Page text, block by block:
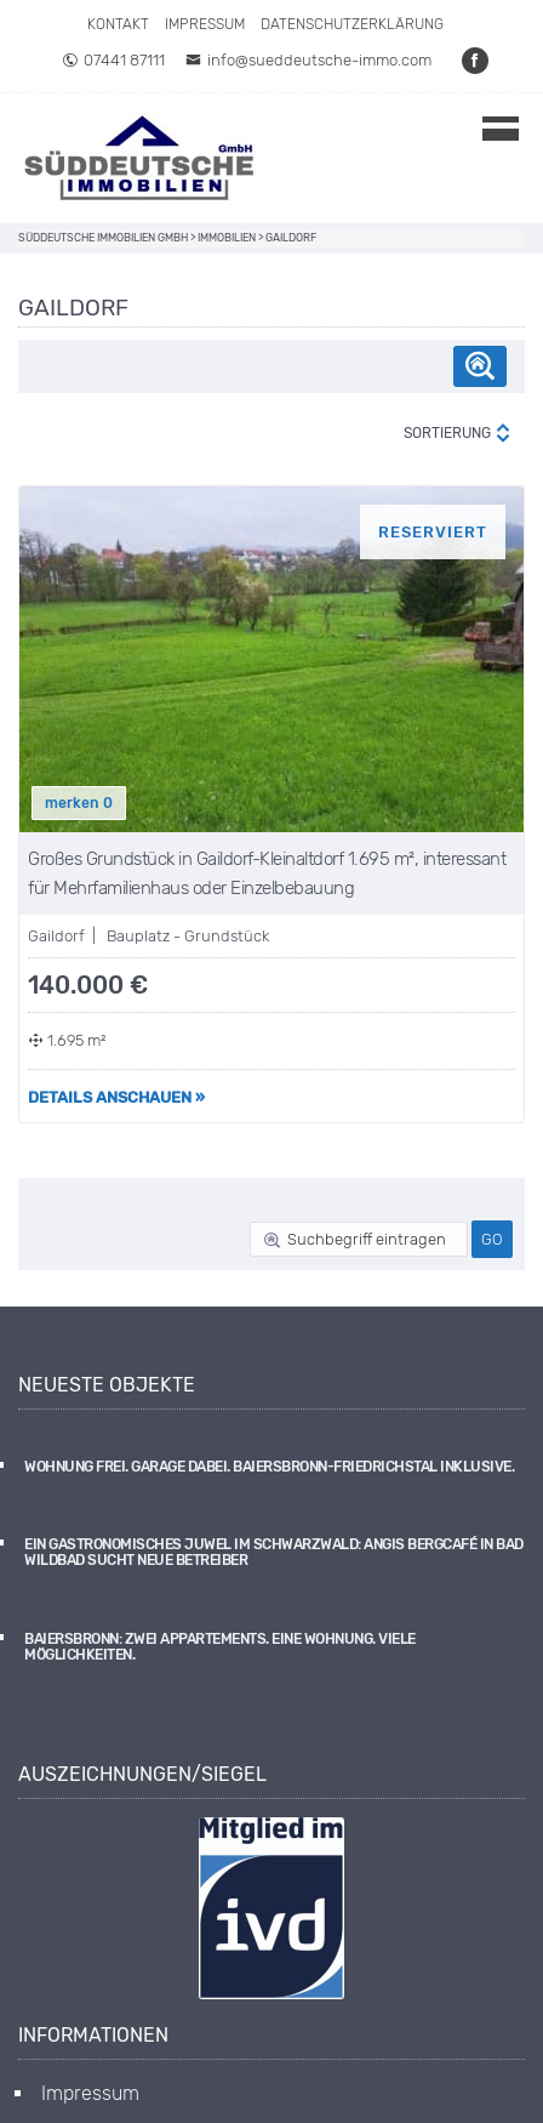
Direkt zum Inhalt springen
KONTAKT IMPRESSUM DATENSCHUTZERKLÄRUNG
07441 87111 info@sueddeutsche-immo.com
SÜDDEUTSCHE IMMOBILIEN GMBH > IMMOBILIEN > GAILDORF
GAILDORF
SORTIERUNG
RESERVIERT
merken 0
Großes Grundstück in Gaildorf-Kleinaltdorf 1.695 m², interessant
für Mehrfamilienhaus oder Einzelbebauung
Gaildorf | Bauplatz - Grundstück
140.000 €
1.695 m²
DETAILS ANSCHAUEN »
NEUESTE OBJEKTE
WOHNUNG FREI. GARAGE DABEI. BAIERSBRONN-FRIEDRICHSTAL INKLUSIVE.
EIN GASTRONOMISCHES JUWEL IM SCHWARZWALD: ANGIS BERGCAFÉ IN BAD
WILDBAD SUCHT NEUE BETREIBER
BAIERSBRONN: ZWEI APPARTEMENTS. EINE WOHNUNG. VIELE
MÖGLICHKEITEN.
AUSZEICHNUNGEN/SIEGEL
INFORMATIONEN
Impressum